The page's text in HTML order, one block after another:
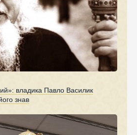
владика Павло Василик
знав